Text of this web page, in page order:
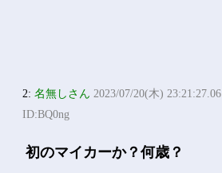
2:名無しさん 2023/07/20(木) 23:21:27.06
ID:BQ0ng
初のマイカーか？何歳？